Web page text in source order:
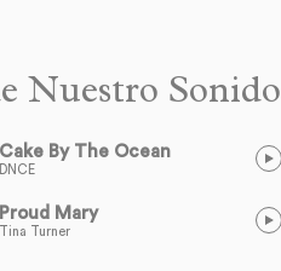
Nuestro Sonido
Cake By The Ocean
DNCE
Proud Mary
Tina Turner